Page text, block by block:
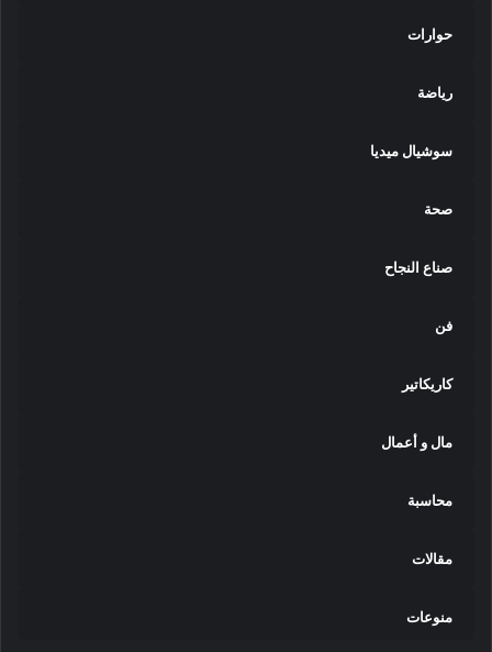
حوارات
رياضة
سوشيال ميديا
صحة
صناع النجاح
فن
كاريكاتير
مال و أعمال
محاسبة
مقالات
منوعات